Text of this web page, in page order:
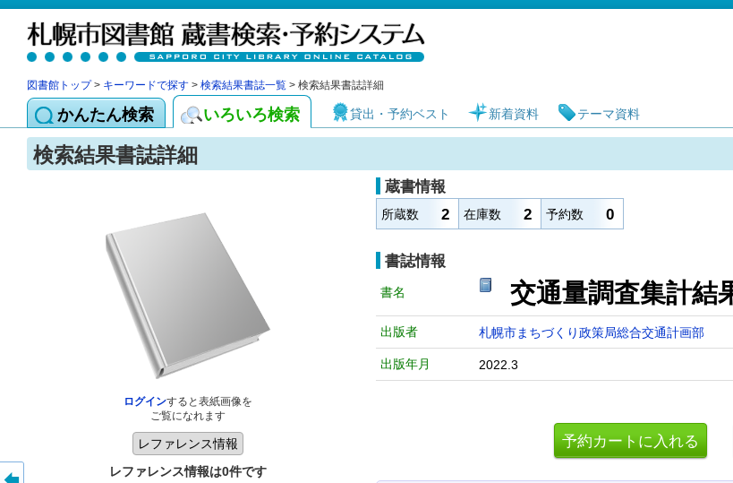
札幌市図書館 蔵書検索・予約システム
図書館トップ> キーワードで探す > 検索結果書誌一覧 > 検索結果書誌詳細
かんたん検索 いろいろ検索 貸出・予約ベスト 新着資料 テーマ資料
検索結果書誌詳細
ログインすると表紙画像を
ご覧になれます
レファレンス情報は0件です
蔵書情報
所蔵数 2 在庫数 2 予約数 0
書誌情報
書名 交通量調査集
出版者 札幌市まちづくり政策局総合交通計画部
出版年月 2022.3